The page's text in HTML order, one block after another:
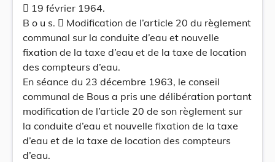
 19 février 1964.
B o u s.  Modification de l’article 20 du règlement
communal sur la conduite d’eau et nouvelle
fixation de la taxe d’eau et de la taxe de location
des compteurs d’eau.
En séance du 23 décembre 1963, le conseil
communal de Bous a pris une délibération portant
modification de l’article 20 de son règlement sur
la conduite d’eau et nouvelle fixation de la taxe
d’eau et de la taxe de location des compteurs
d’eau.